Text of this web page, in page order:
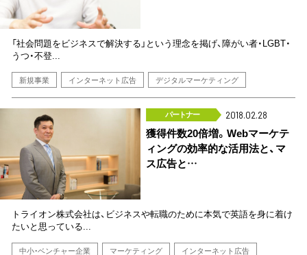
「社会問題をビジネスで解決する」という理念を掲げ、障がい者・LGBT・
うつ・不登...
新規事業 インターネット広告 デジタルマーケティング
パートナー 2018.02.28
獲得件数20倍増。Webマーケテ
ィングの効率的な活用法と、マ
ス広告と…
トライオン株式会社は、ビジネスや転職のために本気で英語を身に着け
たいと思っている...
中小・ベンチャー企業 マーケティング インターネット広告